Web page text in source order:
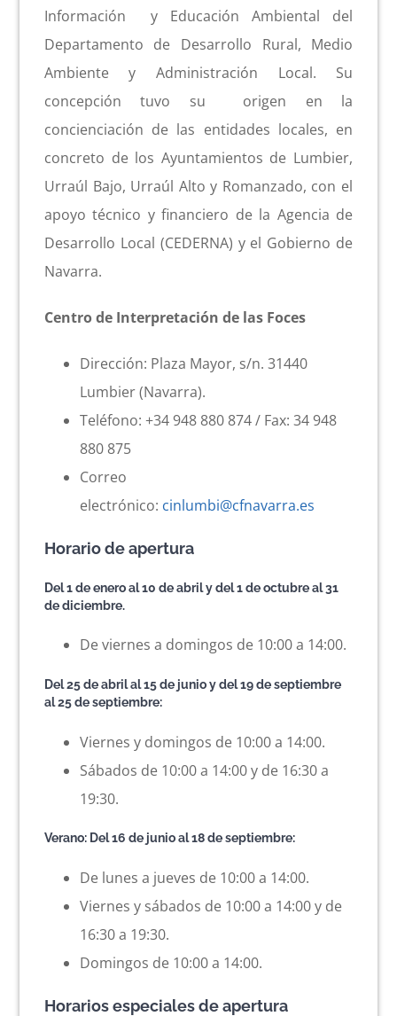
Contacto
Información y Educación Ambiental del
Departamento de Desarrollo Rural, Medio
Ambiente y Administración Local. Su
concepción tuvo su origen en la
concienciación de las entidades locales, en
concreto de los Ayuntamientos de Lumbier,
Urraúl Bajo, Urraúl Alto y Romanzado, con el
apoyo técnico y financiero de la Agencia de
Desarrollo Local (CEDERNA) y el Gobierno de
Navarra.
Centro de Interpretación de las Foces
Dirección: Plaza Mayor, s/n. 31440
Lumbier (Navarra).
Teléfono: +34 948 880 874 / Fax: 34 948
880 875
Correo
electrónico: cinlumbi@cfnavarra.es
Horario de apertura
Del 1 de enero al 10 de abril y del 1 de octubre al 31
de diciembre.
De viernes a domingos de 10:00 a 14:00.
Del 25 de abril al 15 de junio y del 19 de septiembre
al 25 de septiembre:
Viernes y domingos de 10:00 a 14:00.
Sábados de 10:00 a 14:00 y de 16:30 a
19:30.
Verano: Del 16 de junio al 18 de septiembre:
De lunes a jueves de 10:00 a 14:00.
Viernes y sábados de 10:00 a 14:00 y de
16:30 a 19:30.
Domingos de 10:00 a 14:00.
Horarios especiales de apertura